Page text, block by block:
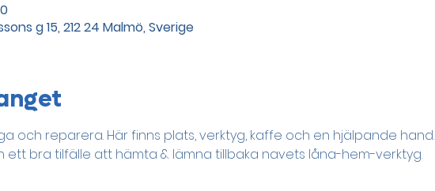
g 15, 212 24 Malmö, Sverige
och reparera. Här finns plats, verktyg, kaffe och en hjälpande hand.
ett bra tilfälle att hämta & lämna tillbaka navets låna-hem-verktyg.